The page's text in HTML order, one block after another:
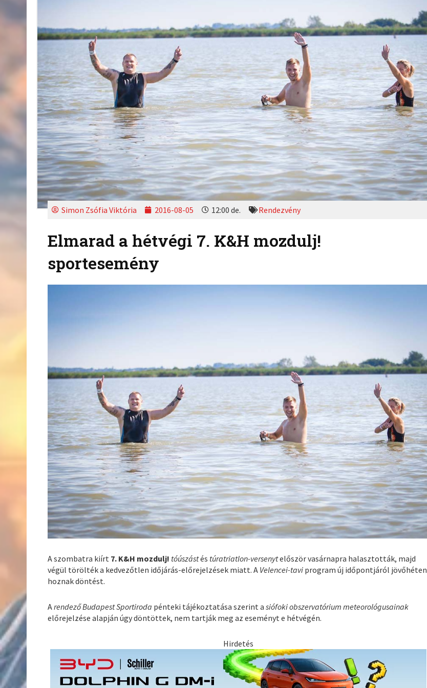
Simon Zsófia Viktória 2016-08-05 12:00 de. Rendezvény
Elmarad a hétvégi 7. K&H mozdulj!
sportesemény
A szombatra kiírt 7. K&H mozdulj! tóúszástés túratriatlon-versenytelőször vasárnapra halasztották, majd
végül törölték a kedvezőtlen időjárás-előrejelzések miatt. A Velencei-tavi program új időpontjáról jövőhéten
hoznak döntést.
Arendező Budapest Sportiroda pénteki tájékoztatása szerint a siófoki obszervatórium meteorológusainak
előrejelzése alapján úgy döntöttek, nem tartják meg az eseményt e hétvégén.
Hirdetés